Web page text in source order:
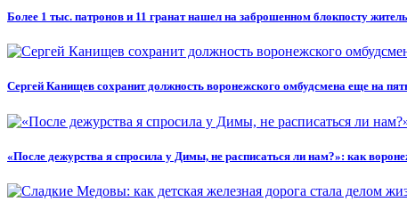
Более 1 тыс. патронов и 11 гранат нашел на заброшенном блокпосту
Сергей Канищев сохранит должность воронежского омбудсмена еще на
«После дежурства я спросила у Димы, не расписаться ли нам?»: как